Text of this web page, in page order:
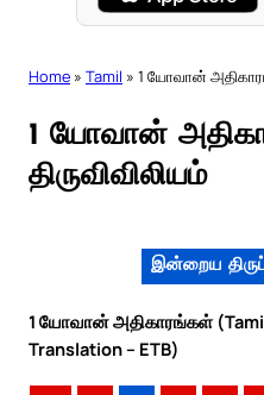
Home » Tamil » 1 யோவான் அதிகாரம்
1 யோவான்
திருவிவிலியம்
இன்றைய
1 யோவான் அதிகாரங்கள்
Translation – ETB)